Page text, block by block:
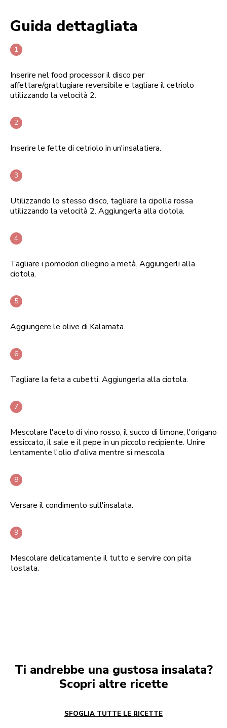
Guida dettagliata
Inserire nel food processor il disco per
affettare/grattugiare reversibile e tagliare il cetriolo
utilizzando la velocità 2.
Inserire le fette di cetriolo in un'insalatiera.
Utilizzando lo stesso disco, tagliare la cipolla rossa
utilizzando la velocità 2. Aggiungerla alla ciotola.
Tagliare i pomodori ciliegino a metà. Aggiungerli alla
ciotola.
Aggiungere le olive di Kalamata.
Tagliare la feta a cubetti. Aggiungerla alla ciotola.
Mescolare l'aceto di vino rosso, il succo di limone, l'origano
essiccato, il sale e il pepe in un piccolo recipiente. Unire
lentamente l'olio d'oliva mentre si mescola.
Versare il condimento sull'insalata.
Mescolare delicatamente il tutto e servire con pita
tostata.
Ti andrebbe una gustosa insalata?
Scopri altre ricette
SFOGLIA TUTTE LE RICETTE